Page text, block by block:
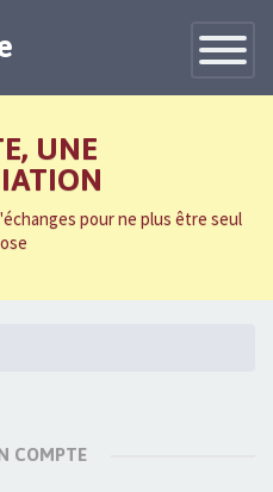
Toggle
UNE
pour ne plus être seul
COMPTE